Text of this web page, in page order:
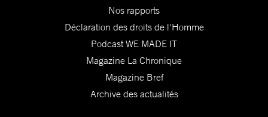
Nos rapports
Déclaration des droits de l'Homme
Podcast WE MADE IT
Magazine La Chronique
Magazine Bref
Archive des actualités